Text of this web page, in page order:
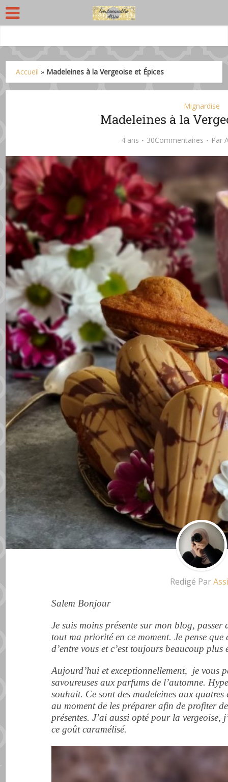
Accueil » Madeleines à la Vergeoise et Épices
Mignardise
Madeleines à la
4 ans 30Commentaires Par
Redigé Par
Salem Bonjour
Je suis moins présente sur mon blog, passer
tout ma priorité en ce moment. Je pense
d’entre vous et c’est toujours beaucoup
Aujourd’hui et exceptionnellement, je vous
savoureuses aux parfums de l’automne.
souhait. Ce sont des madeleines aux
au moment de les préparer afin de profiter
présentes. J’ai aussi opté pour la vergeoise,
ce goût caramélisé.